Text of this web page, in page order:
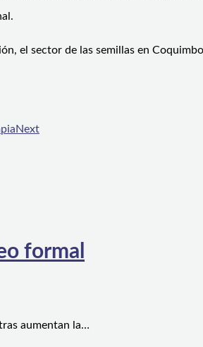
el sector de las semillas en
Next
formal
aumentan la…